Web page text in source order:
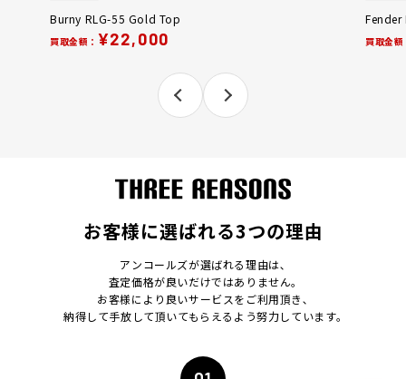
Burny RLG-55 Gold Top
買取金額： ¥22,000
Fender
買取金額
お客様に選ばれる3つの理由
アンコールズが選ばれる理由は､
査定価格が良いだけではありません｡
お客様により良いサービスをご利用頂き､
納得して手放して頂いてもらえるよう努力しています｡